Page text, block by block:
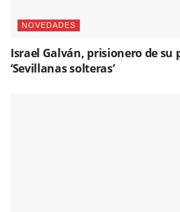
NOVEDADES
Israel Galván, prisionero de su
‘Sevillanas solteras’